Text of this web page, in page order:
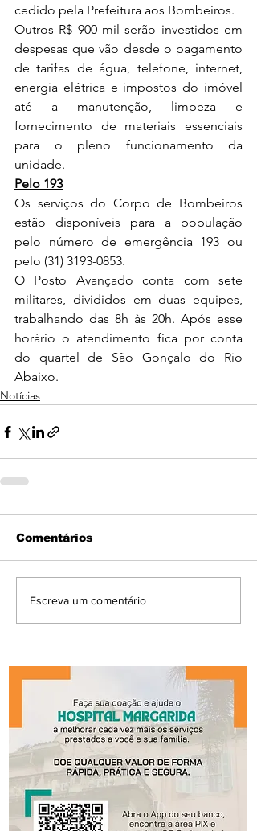
cedido pela Prefeitura aos Bombeiros.
Outros R$ 900 mil serão investidos em
despesas que vão desde o pagamento
de tarifas de água, telefone, internet,
energia elétrica e impostos do imóvel
até a manutenção, limpeza e
fornecimento de materiais essenciais
para o pleno funcionamento da
unidade.
Pelo 193
Os serviços do Corpo de Bombeiros
estão disponíveis para a população
pelo número de emergência 193 ou
pelo (31) 3193-0853.
O Posto Avançado conta com sete
militares, divididos em duas equipes,
trabalhando das 8h às 20h. Após esse
horário o atendimento fica por conta
do quartel de São Gonçalo do Rio
Abaixo.
Notícias
Comentários
Escreva um comentário